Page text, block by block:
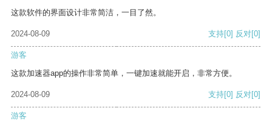
这款软件的界面设计非常简洁，一目了然。
2024-08-09 支持[0] 反对[0]
游客
这款加速器app的操作非常简单，一键加速就能开启，非常方便。
2024-08-09 支持[0] 反对[0]
游客